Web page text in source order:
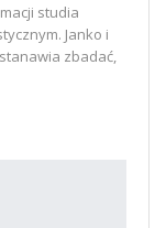
studia
Janko i
zbadać,